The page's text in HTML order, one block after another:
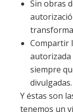
Sin obras
Compartir
autorizada
siempre
divulgadas.
Y éstas son
tenemos un